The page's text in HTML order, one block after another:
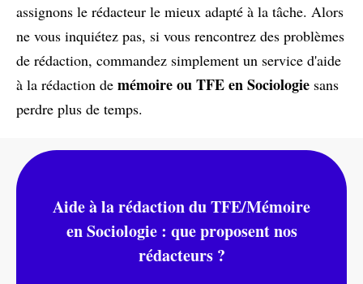
assignons le rédacteur le mieux adapté à la tâche. Alors
ne vous inquiétez pas, si vous rencontrez des problèmes
de rédaction, commandez simplement un service d'aide
à la rédaction de mémoire ou TFE en Sociologie sans
perdre plus de temps.
Aide à la rédaction du TFE/Mémoire
en Sociologie : que proposent nos
rédacteurs ?